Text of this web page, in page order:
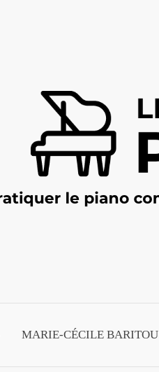
MARIE-CÉCILE BARITOU